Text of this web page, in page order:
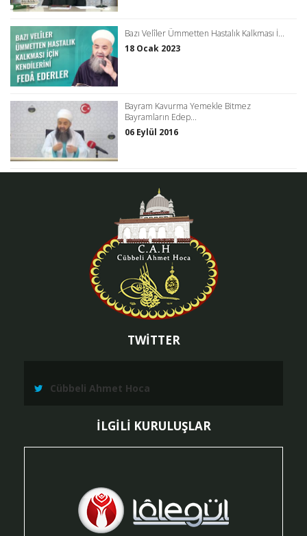
Bazı Velîler Ümmetten Hastalık Kalkması İ...
18 Ocak 2023
Bayram Kavurma Yemekle Bitmez
Bayramların Edep...
06 Eylül 2016
TWİTTER
Cübbeli Ahmet Hoca
İLGİLİ KURULUŞLAR